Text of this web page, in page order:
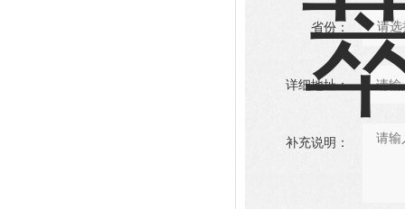
省份：
详细地址：
补充说明：